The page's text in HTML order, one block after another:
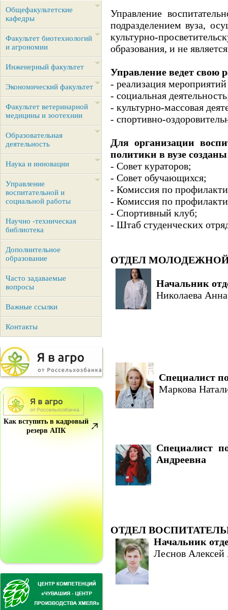
Общефакультетские
кафедры
Факультет биотехнологий
и агрономии
Инженерный факультет
Экономический факультет
Факультет ветеринарной
медицины и зоотехнии
Образовательная
деятельность
Наука и инновации
Управление
воспитательной и
социальной работы
Научно -техническая
библиотека
Дополнительное
образование
Часто задаваемые
вопросы
Важные ссылки
Контакты
Как вступить в кадровый
резерв АПК
Управление
подразделением вуза,
культурно-
образования, и не
Управление ведет свою
- реализация
- социальная
- культурно-массовая
- спортивно-
Для организации
политики в вузе созданы
- Совет кураторов;
- Совет обучающихся;
- Комиссия по
- Комиссия по
- Спортивный клуб;
- Штаб студенческих
ОТДЕЛ
Начальник
Николаева
Специалист
Маркова
Специалист
Андреевна
ОТДЕЛ
Начальник
Леснов Алексей